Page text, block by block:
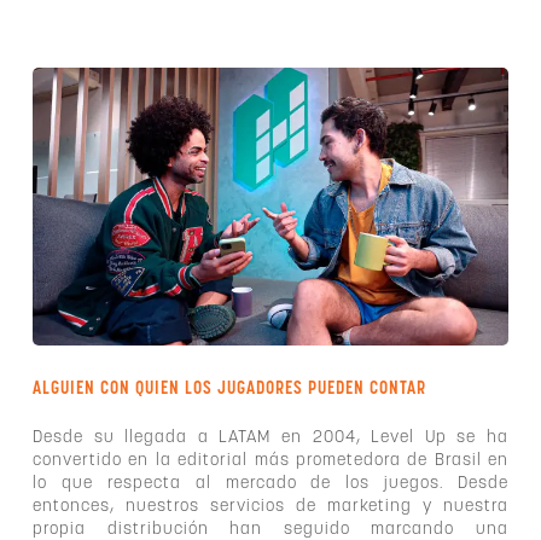
ALGUIEN CON QUIEN LOS JUGADORES PUEDEN CONTAR
Desde su llegada a LATAM en 2004, Level Up se ha
convertido en la editorial más prometedora de Brasil en
lo que respecta al mercado de los juegos. Desde
entonces, nuestros servicios de marketing y nuestra
propia distribución han seguido marcando una